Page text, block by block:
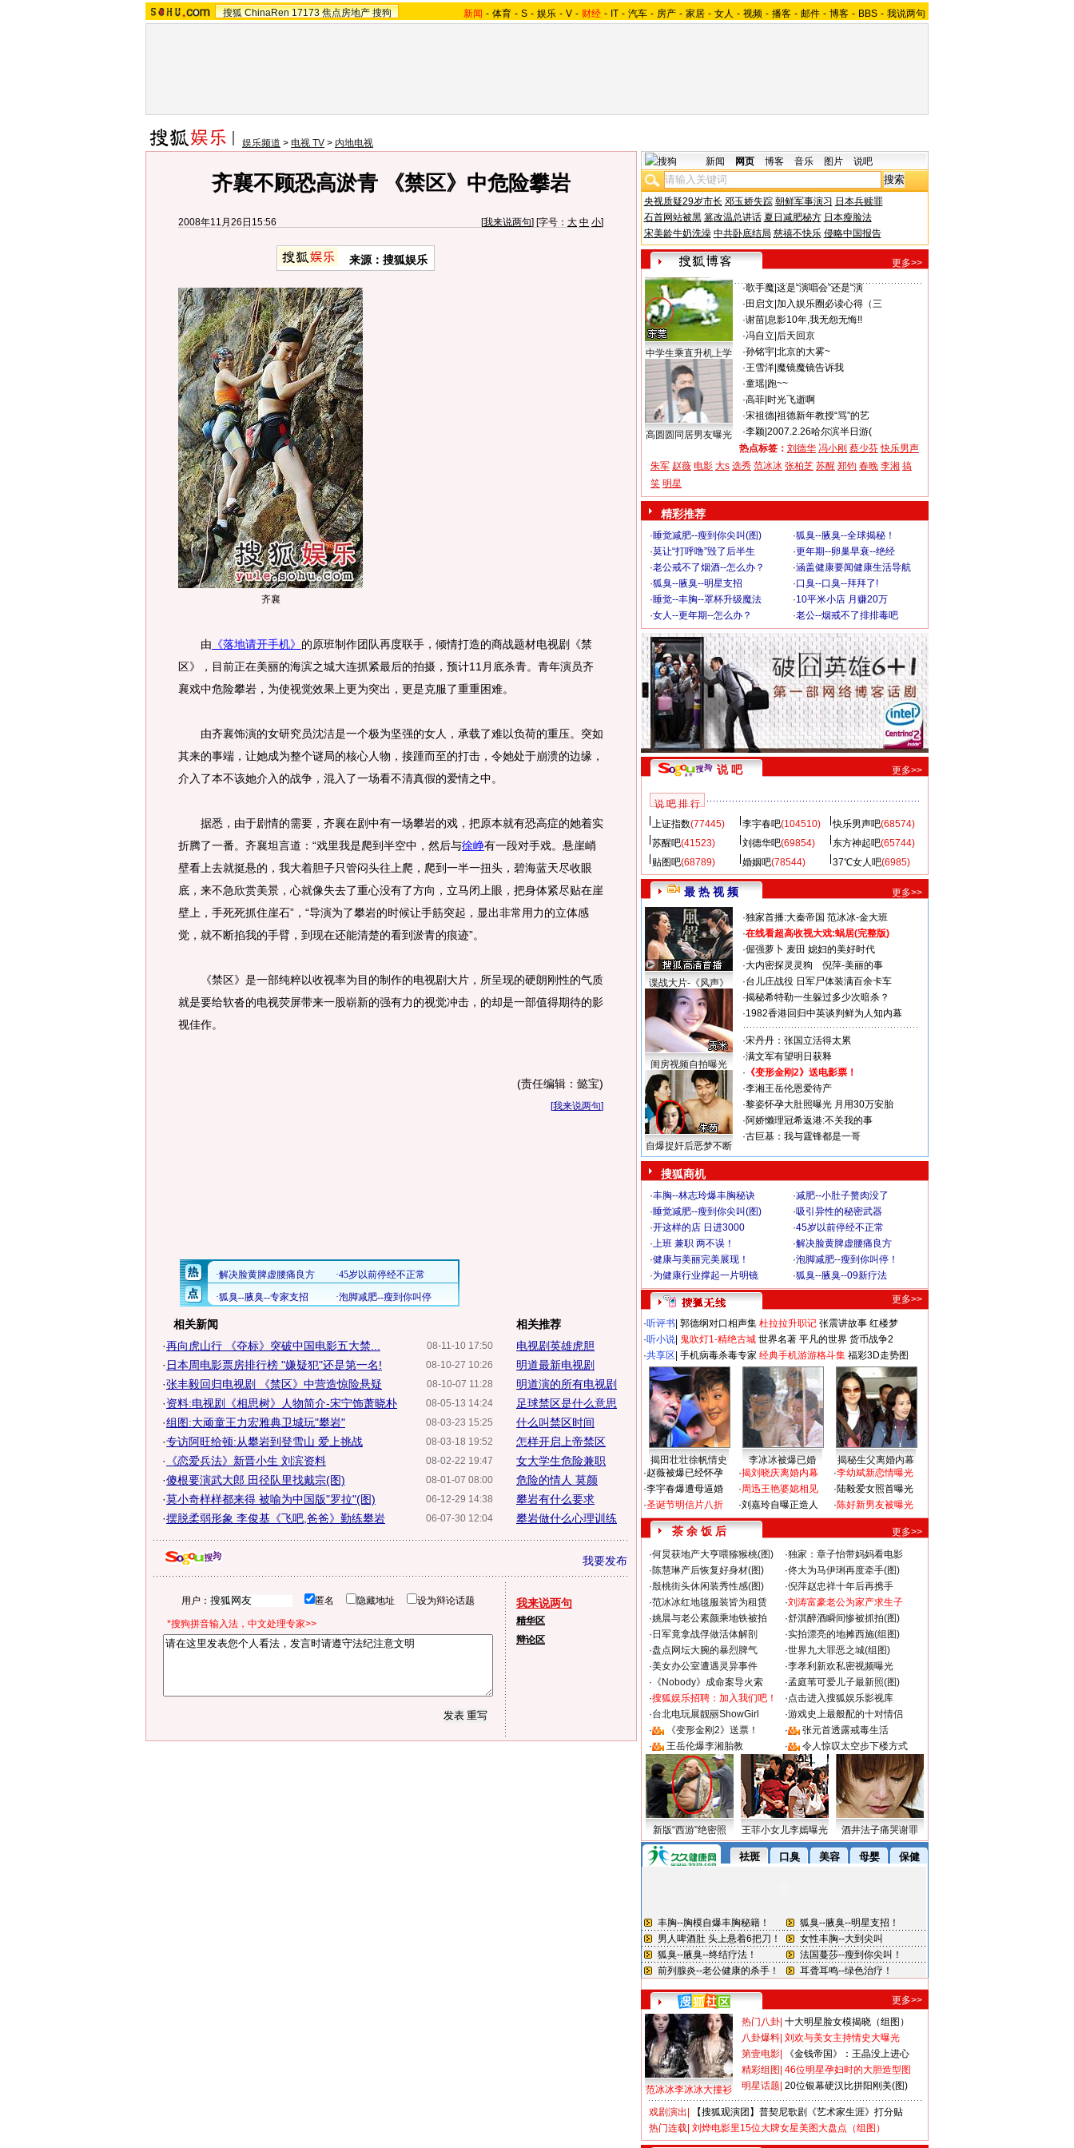
搜狐 ChinaRen 17173 焦点房地产 搜狗 新闻 - 体育 - S - 娱乐 - V - 财经 - IT - 汽车 - 房产 - 家居 - 女人 - 视频 - 播客 - 邮件 - 博客 - BBS - 我说两句
娱乐频道 > 电视 TV > 内地电视
齐襄不顾恐高淤青 《禁区》中危险攀岩
2008年11月26日15:56 [我来说两句] [字号： 大 中 小]
来源：搜狐娱乐
齐襄
由 《落地请开手机》 的原班制作团队再度联手，倾情打造的商战题材电视剧《禁
区》，目前正在美丽的海滨之城大连抓紧最后的拍摄，预计11月底杀青。青年演员齐
襄戏中危险攀岩，为使视觉效果上更为突出，更是克服了重重困难。
由齐襄饰演的女研究员沈洁是一个极为坚强的女人，承载了难以负荷的重压。突如
其来的事端，让她成为整个谜局的核心人物，接踵而至的打击，令她处于崩溃的边缘，
介入了本不该她介入的战争，混入了一场看不清真假的爱情之中。
据悉，由于剧情的需要，齐襄在剧中有一场攀岩的戏，把原本就有恐高症的她着实
折腾了一番。齐襄坦言道：“戏里我是爬到半空中，然后与徐峥有一段对手戏。悬崖峭
壁看上去就挺悬的，我大着胆子只管闷头往上爬，爬到一半一扭头，碧海蓝天尽收眼
底，来不急欣赏美景，心就像失去了重心没有了方向，立马闭上眼，把身体紧尽贴在崖
壁上，手死死抓住崖石”，“导演为了攀岩的时候让手筋突起，显出非常用力的立体感
觉，就不断掐我的手臂，到现在还能清楚的看到淤青的痕迹”。
《禁区》是一部纯粹以收视率为目的制作的电视剧大片，所呈现的硬朗刚性的气质
就是要给软沓的电视荧屏带来一股崭新的强有力的视觉冲击，的却是一部值得期待的影
视佳作。
(责任编辑：懿宝)
[我来说两句]
相关新闻
08-11-10 17:50
·再向虎山行 《夺标》突破中国电影五大禁...
08-10-27 10:26
· 日本周电影票房排行榜 "嫌疑犯"还是第一名!
08-10-07 11:28
·张丰毅回归电视剧 《禁区》中营造惊险悬疑
08-05-13 14:24
·资料:电视剧《相思树》人物简介-宋宁饰萧晓朴
08-03-23 15:25
·组图:大顽童王力宏雅典卫城玩"攀岩"
08-03-18 19:52
·专访阿旺给顿:从攀岩到登雪山 爱上挑战
08-02-22 19:47
· 《恋爱兵法》新晋小生 刘滨资料
08-01-07 08:00
·傻根要演武大郎 田径队里找戴宗(图)
06-12-29 14:38
·莫小奇样样都来得 被喻为中国版"罗拉"(图)
06-07-30 12:04
·摆脱柔弱形象 李俊基《飞吧,爸爸》勤练攀岩
相关推荐
电视剧英雄虎胆
明道最新电视剧
明道演的所有电视剧
足球禁区是什么意思
什么叫禁区时间
怎样开启上帝禁区
女大学生危险兼职
危险的情人 莫颜
攀岩有什么要求
攀岩做什么心理训练
我要发布
用户： 匿名 隐藏地址 设为辩论话题
*搜狗拼音输入法，中文处理专家>>
我来说两句
精华区
辩论区
新闻 网页 博客 音乐 图片 说吧
央视质疑29岁市长 邓玉娇失踪 朝鲜军事演习 日本兵赎罪
石首网站被黑 篡改温总讲话 夏日减肥秘方 日本瘦脸法
宋美龄牛奶洗澡 中共卧底结局 慈禧不快乐 侵略中国报告
更多>>
中学生乘直升机上学
高圆圆同居男友曝光
·歌手魔| 这是“演唱会”还是“演
· 田启文 加入娱乐圈必读心得（三
·谢苗| 息影10年,我无怨无悔!!
·冯自立 后天回京
·孙铭宇| 北京的大雾~
·王雪洋| 魔镜魔镜告诉我
·童瑶| 跑~~
·高菲| 时光飞逝啊
·宋祖德| 祖德新年教授“骂”的艺
·李颖| 2007.2.26哈尔滨半日游(
热点标签： 刘德华 冯小刚 蔡少芬 快乐男声
朱军 赵薇 电影 大s 选秀 范冰冰 张柏芝 苏醒 郑钧 春晚 李湘 搞
笑 明星
精彩推荐
·睡觉减肥--瘦到你尖叫(图) ·狐臭--腋臭--全球揭秘！
·莫让“打呼噜”毁了后半生 ·更年期--卵巢早衰--绝经
·老公戒不了烟酒--怎么办？ ·涵盖健康要闻健康生活导航
·狐臭--腋臭--明星支招 ·口臭--口臭--拜拜了!
·睡觉--丰胸--罩杯升级魔法 ·10平米小店 月赚20万
·女人--更年期--怎么办？ ·老公--烟戒不了排排毒吧
说 吧 更多>>
说 吧 排 行
上证指数(77445) 李宇春吧(104510) 快乐男声吧(68574)
苏醒吧(41523) 刘德华吧(69854) 东方神起吧(65744)
贴图吧(68789) 婚姻吧(78544) 37℃女人吧(6985)
最 热 视 频 更多>>
谍战大片-《风声》
闺房视频自拍曝光
自爆捉奸后恶梦不断
·独家首播:大秦帝国 范冰冰-金大班
·在线看超高收视大戏:蜗居(完整版)
·倔强萝卜 麦田 媳妇的美好时代
·大内密探灵灵狗
倪萍-美丽的事
·台儿庄战役 日军尸体装满百余卡车
·揭秘希特勒一生躲过多少次暗杀？
·1982香港回归中英谈判鲜为人知内幕
·宋丹丹：张国立活得太累
·满文军有望明日获释
· 《变形金刚2》送电影票！
·李湘王岳伦恩爱待产
·黎姿怀孕大肚照曝光 月用30万安胎
·阿娇懒理冠希返港:不关我的事
·古巨基：我与霆锋都是一哥
搜狐商机
·丰胸--林志玲爆丰胸秘诀 ·减肥--小肚子赘肉没了
·睡觉减肥--瘦到你尖叫(图) ·吸引异性的秘密武器
·开这样的店 日进3000 ·45岁以前停经不正常
·上班 兼职 两不误！ ·解决脸黄脾虚腰痛良方
·健康与美丽完美展现！ ·泡脚减肥--瘦到你叫停！
·为健康行业撑起一片明镜 ·狐臭--腋臭--09新疗法
更多>>
·听评书 郭德纲对口相声集 杜拉拉升职记 张震讲故事 红楼梦
·听小说 鬼吹灯1-精绝古城 世界名著 平凡的世界 货币战争2
·共享区 手机病毒杀毒专家 经典手机游游格斗集 福彩3D走势图
揭田壮壮徐帆情史 李冰冰被爆已婚
揭秘生父离婚内幕
·赵薇被爆已经怀孕
·李宇春爆遭母逼婚
·圣诞节明信片八折
·揭刘晓庆离婚内幕
·周迅王艳婆媳相见
·刘嘉玲自曝正造人
·李幼斌新恋情曝光
·陆毅爱女照首曝光
·陈好新男友被曝光
茶 余 饭 后
更多>>
·何炅获地产大亨喂猕猴桃(图) ·独家：章子怡带妈妈看电影
·陈慧琳产后恢复好身材(图) ·佟大为马伊琍再度牵手(图)
·殷桃街头休闲装秀性感(图) ·倪萍赵忠祥十年后再携手
·范冰冰红地毯服装皆为租赁 ·刘涛富豪老公为家产求生子
·姚晨与老公素颜乘地铁被拍 ·舒淇醉酒瞬间惨被抓拍(图)
· 日军竟拿战俘做活体解剖 ·实拍漂亮的地摊西施(组图)
·盘点网坛大腕的暴烈脾气 ·世界九大罪恶之城(组图)
·美女办公室遭遇灵异事件 ·李孝利新欢私密视频曝光
· 《Nobody》成命案导火索 ·孟庭苇可爱儿子最新照(图)
·搜狐娱乐招聘：加入我们吧！ ·点击进入搜狐娱乐影视库
·台北电玩展靓丽ShowGirl ·游戏史上最般配的十对情侣
·
《变形金刚2》送票！ ·
张元首透露戒毒生活
·
王岳伦爆李湘胎教 · 令人惊叹太空步下楼方式
新版“西游”绝密照 王菲小女儿李嫣曝光 酒井法子痛哭谢罪
更多>>
范冰冰李冰冰大撞衫
热门八卦 十大明星脸女模揭晓（组图）
八卦爆料 刘欢与美女主持情史大曝光
第壹电影
《金钱帝国》：王晶没上进心
精彩组图 46位明星孕妇时的大胆造型图
明星话题 20位银幕硬汉比拼阳刚美(图)
戏剧演出
【搜狐观演团】普契尼歌剧《艺术家生涯》打分贴
热门连载 刘烨电影里15位大牌女星美图大盘点（组图）